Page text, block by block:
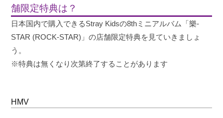
舗限定特典は？
日本国内で購入できるStray Kidsの8thミニアルバム「樂-
STAR (ROCK-STAR)」の店舗限定特典を見ていきましょ
う。
※特典は無くなり次第終了することがあります
HMV